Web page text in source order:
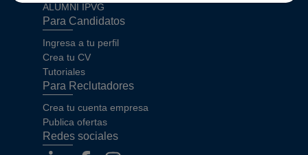
ALUMNI IPVG
Para Candidatos
Ingresa a tu perfil
Crea tu CV
Tutoriales
Para Reclutadores
Crea tu cuenta empresa
Publica ofertas
Redes sociales